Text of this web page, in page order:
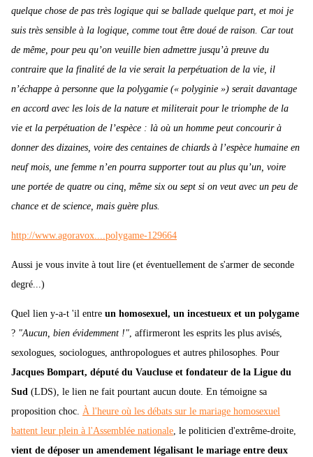
quelque chose de pas très logique qui se ballade quelque part, et moi je
suis très sensible à la logique, comme tout être doué de raison. Car tout
de même, pour peu qu’on veuille bien admettre jusqu’à preuve du
contraire que la finalité de la vie serait la perpétuation de la vie, il
n’échappe à personne que la polygamie (« polyginie ») serait davantage
en accord avec les lois de la nature et militerait pour le triomphe de la
vie et la perpétuation de l’espèce : là où un homme peut concourir à
donner des dizaines, voire des centaines de chiards à l’espèce humaine en
neuf mois, une femme n’en pourra supporter tout au plus qu’un, voire
une portée de quatre ou cinq, même six ou sept si on veut avec un peu de
chance et de science, mais guère plus.
http://www.agoravox....polygame-129664
Aussi je vous invite à tout lire (et éventuellement de s'armer de seconde
degré...)
Quel lien y-a-t 'il entre un homosexuel, un incestueux et un polygame
? "Aucun, bien évidemment !", affirmeront les esprits les plus avisés,
sexologues, sociologues, anthropologues et autres philosophes. Pour
Jacques Bompart, député du Vaucluse et fondateur de la Ligue du
Sud (LDS), le lien ne fait pourtant aucun doute. En témoigne sa
proposition choc. À l'heure où les débats sur le mariage homosexuel
battent leur plein à l'Assemblée nationale, le politicien d'extrême-droite,
vient de déposer un amendement légalisant le mariage entre deux